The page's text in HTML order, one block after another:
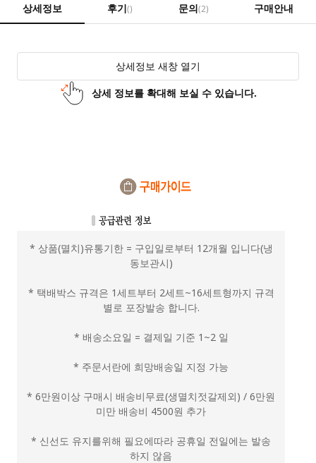
상세정보 후기() 문의(2) 구매안내
상세정보 새창 열기
상세 정보를 확대해 보실 수 있습니다.
* 상품(멸치)유통기한 = 구입일로부터 12개월 입니다(냉
동보관시)
* 택배박스 규격은 1세트부터 2세트~16세트형까지 규격
별로 포장발송 합니다.
* 배송소요일 = 결제일 기준 1~2 일
* 주문서란에 희망배송일 지정 가능
* 6만원이상 구매시 배송비무료(생멸치젓갈제외) / 6만원
미만 배송비 4500원 추가
* 신선도 유지를위해 필요에따라 공휴일 전일에는 발송
하지 않음